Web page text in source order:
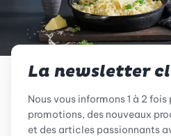
La newsletter
Nous vous informons 1 à 2
promotions, des nouveaux
et des articles passionnants